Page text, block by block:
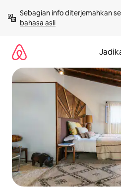
langsung
lihat
Sebagian info diterjemahkan
bahasa asli